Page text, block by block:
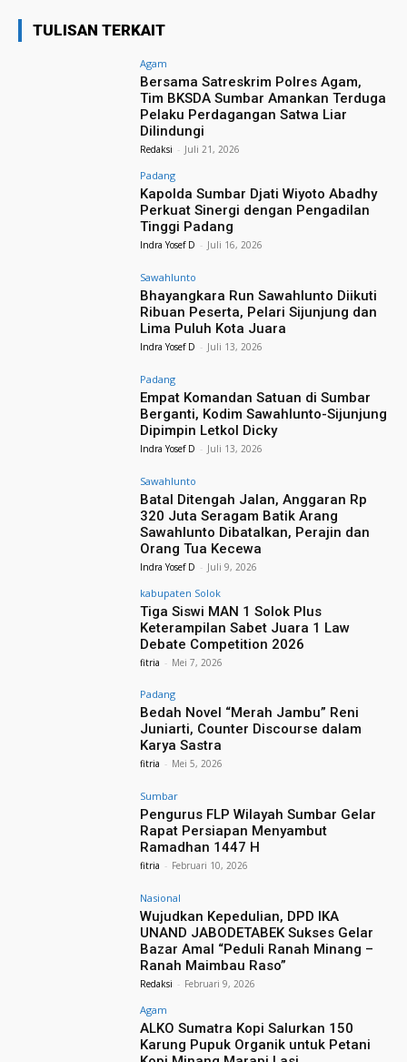
TULISAN TERKAIT
Agam
Bersama Satreskrim Polres Agam,
Tim BKSDA Sumbar Amankan Terduga
Pelaku Perdagangan Satwa Liar
Dilindungi
Redaksi - Juli 21, 2026
Padang
Kapolda Sumbar Djati Wiyoto Abadhy
Perkuat Sinergi dengan Pengadilan
Tinggi Padang
Indra Yosef D - Juli 16, 2026
Sawahlunto
Bhayangkara Run Sawahlunto Diikuti
Ribuan Peserta, Pelari Sijunjung dan
Lima Puluh Kota Juara
Indra Yosef D - Juli 13, 2026
Padang
Empat Komandan Satuan di Sumbar
Berganti, Kodim Sawahlunto-Sijunjung
Dipimpin Letkol Dicky
Indra Yosef D - Juli 13, 2026
Sawahlunto
Batal Ditengah Jalan, Anggaran Rp
320 Juta Seragam Batik Arang
Sawahlunto Dibatalkan, Perajin dan
Orang Tua Kecewa
Indra Yosef D - Juli 9, 2026
kabupaten Solok
Tiga Siswi MAN 1 Solok Plus
Keterampilan Sabet Juara 1 Law
Debate Competition 2026
fitria - Mei 7, 2026
Padang
Bedah Novel “Merah Jambu” Reni
Juniarti, Counter Discourse dalam
Karya Sastra
fitria - Mei 5, 2026
Sumbar
Pengurus FLP Wilayah Sumbar Gelar
Rapat Persiapan Menyambut
Ramadhan 1447 H
fitria - Februari 10, 2026
Nasional
Wujudkan Kepedulian, DPD IKA
UNAND JABODETABEK Sukses Gelar
Bazar Amal “Peduli Ranah Minang –
Ranah Maimbau Raso”
Redaksi - Februari 9, 2026
Agam
ALKO Sumatra Kopi Salurkan 150
Karung Pupuk Organik untuk Petani